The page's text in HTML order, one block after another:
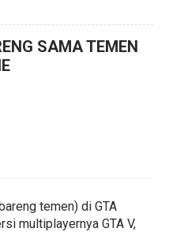
SAMA TEMEN
temen) di GTA
multiplayernya GTA V,